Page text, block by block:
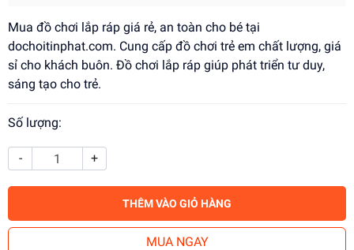
Mua đồ chơi lắp ráp giá rẻ, an toàn cho bé tại
dochoitinphat.com. Cung cấp đồ chơi trẻ em chất lượng, giá
sỉ cho khách buôn. Đồ chơi lắp ráp giúp phát triển tư duy,
sáng tạo cho trẻ.
Số lượng:
- +
THÊM VÀO GIỎ HÀNG
MUA NGAY